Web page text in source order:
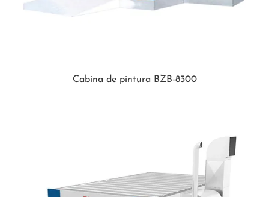
Cabina de pintura BZB-8300